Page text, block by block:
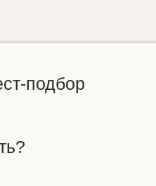
подбор